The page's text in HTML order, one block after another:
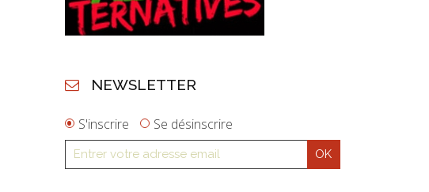
NEWSLETTER
S'inscrire Se désinscrire